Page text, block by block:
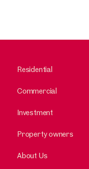
Residential
Commercial
Investment
Property owners
About Us